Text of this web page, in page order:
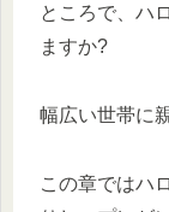
ところで、ハ
ますか?
幅広い世帯に
この章ではハ